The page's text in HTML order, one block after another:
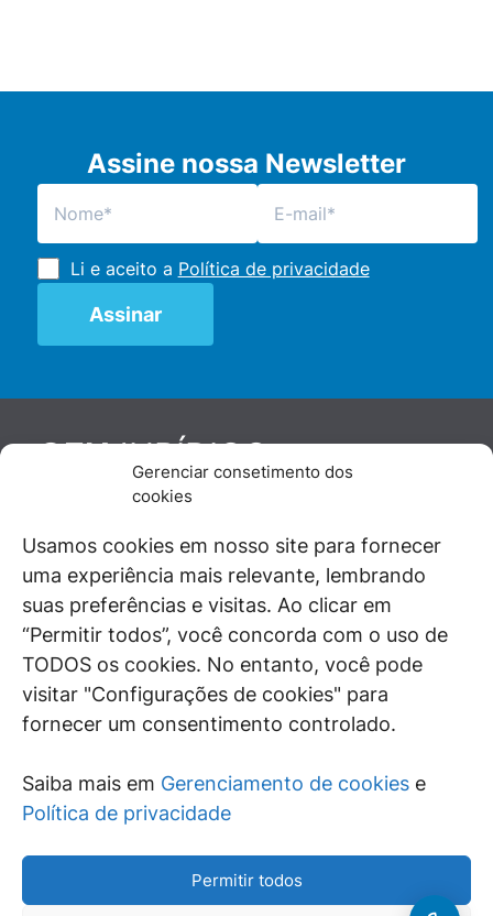
Gerenciar consetimento dos
cookies
Usamos cookies em nosso site para fornecer
uma experiência mais relevante, lembrando
suas preferências e visitas. Ao clicar em
“Permitir todos”, você concorda com o uso de
TODOS os cookies. No entanto, você pode
visitar "Configurações de cookies" para
fornecer um consentimento controlado.
Saiba mais em Gerenciamento de cookies e
Política de privacidade
Permitir todos
Assine nossa Newsletter
Li e aceito a Política de privacidade
GENJURÍDICO
De maneira independente, os autores e
juristas e doutrinadores nacionais, se posicionam
diante de questões relevantes do cotidiano e
universo jurídico.
SIGA